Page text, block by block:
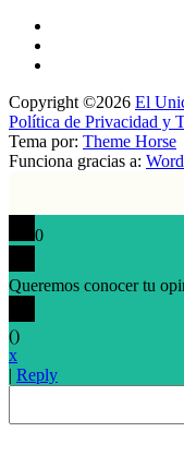
Copyright ©2026 El
Política de Privacidad y
Tema por: Theme Horse
Funciona gracias a:
0
Queremos conocer tu
()
x
| Reply